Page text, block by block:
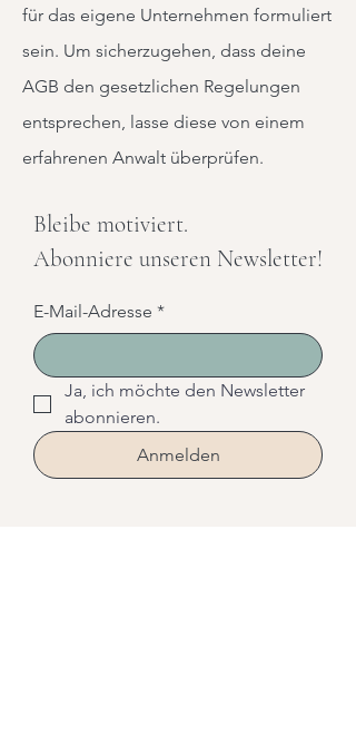
für das eigene Unternehmen formuliert
sein. Um sicherzugehen, dass deine
AGB den gesetzlichen Regelungen
entsprechen, lasse diese von einem
erfahrenen Anwalt überprüfen.
Bleibe motiviert.
Abonniere unseren Newsletter!
E-Mail-Adresse *
Ja, ich möchte den Newsletter
abonnieren.
Anmelden